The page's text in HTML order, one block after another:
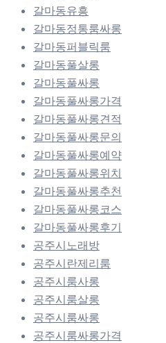
갈마동유흥
갈마동정통룸싸롱
갈마동퍼블릭룸
갈마동풀살롱
갈마동풀싸롱
갈마동풀싸롱가격
갈마동풀싸롱견적
갈마동풀싸롱문의
갈마동풀싸롱예약
갈마동풀싸롱위치
갈마동풀싸롱추천
갈마동풀싸롱코스
갈마동풀싸롱후기
공주시노래방
공주시란제리룸
공주시룸사롱
공주시룸살롱
공주시룸싸롱
공주시룸싸롱가격